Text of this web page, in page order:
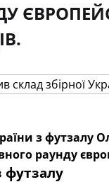
з футзалу
раунду
футзалу